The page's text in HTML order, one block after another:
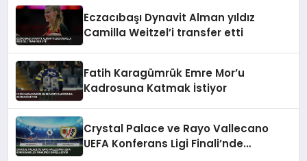
Eczacıbaşı Dynavit Alman yıldız
Camilla Weitzel’i transfer etti
Fatih Karagümrük Emre Mor’u
Kadrosuna Katmak İstiyor
Crystal Palace ve Rayo Vallecano
UEFA Konferans Ligi Finali’nde